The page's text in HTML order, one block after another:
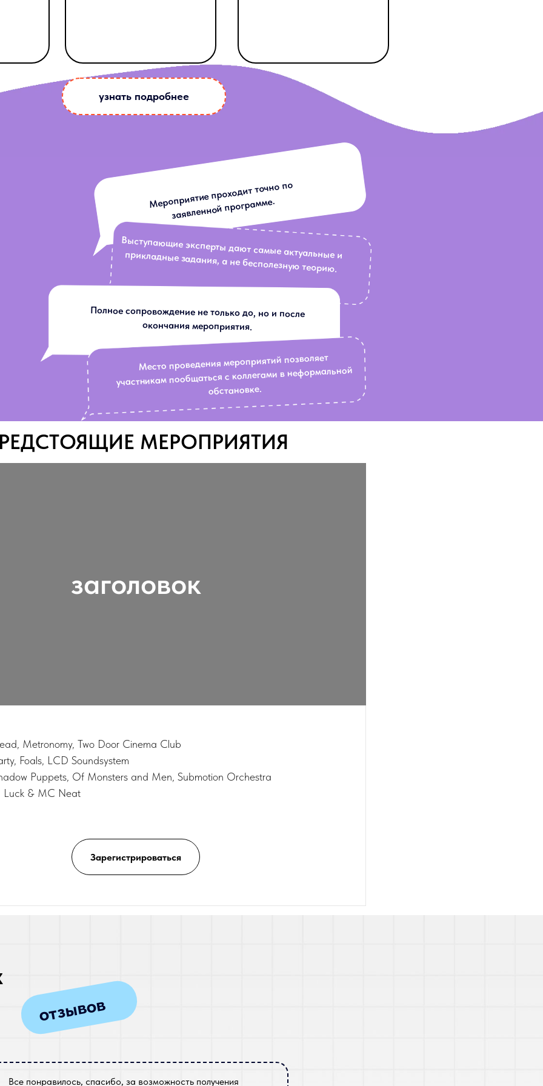
узнать подробнее
Мероприятие проходит точно по
заявленной программе.
Полное сопровождение не только до, но и после
окончания мероприятия.
Место проведения мероприятий позволяет
участникам пообщаться с коллегами в неформальной
обстановке.
Выступающие эксперты дают самые актуальные и прикладные задания, а не бесполезную теорию.
МЕРОПРИЯТИЯ
заголовок
Metronomy, Two Door Cinema Club
Foals, LCD Soundsystem
Puppets, Of Monsters and Men, Submotion Orchestra
Luck & MC Neat
Зарегистрироваться
отзывов
Все понравилось, спасибо, за возможность получения